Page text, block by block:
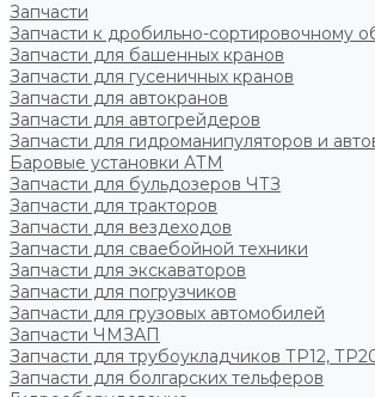
Запчасти
Запчасти к дробильно-сортировочному
Запчасти для башенных кранов
Запчасти для гусеничных кранов
Запчасти для автокранов
Запчасти для автогрейдеров
Запчасти для гидроманипуляторов и
Баровые установки АТМ
Запчасти для бульдозеров ЧТЗ
Запчасти для тракторов
Запчасти для вездеходов
Запчасти для сваебойной техники
Запчасти для экскаваторов
Запчасти для погрузчиков
Запчасти для грузовых автомобилей
Запчасти ЧМЗАП
Запчасти для трубоукладчиков ТР12,
Запчасти для болгарских тельферов